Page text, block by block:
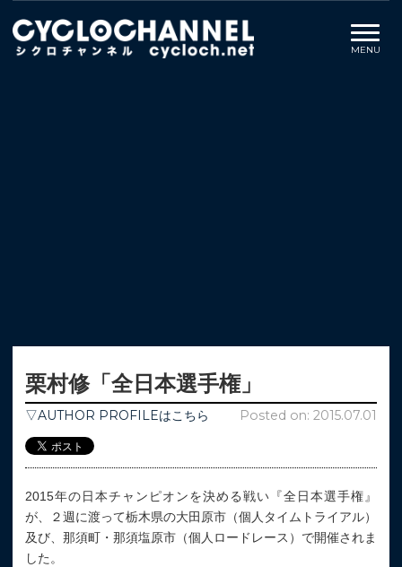
栗村修「全日本選手権」
▽AUTHOR PROFILEはこちら Posted on: 2015.07.01
2015年の日本チャンピオンを決める戦い『全日本選手権』
が、２週に渡って栃木県の大田原市（個人タイムトライアル）
及び、那須町・那須塩原市（個人ロードレース）で開催されま
した。